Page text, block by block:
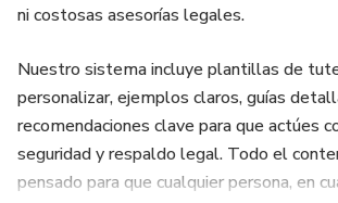
ni costosas asesorías legales.
Nuestro sistema incluye plantillas de
personalizar, ejemplos claros, guías
recomendaciones clave para que actúes
seguridad y respaldo legal. Todo el
pensado para que cualquier persona, en